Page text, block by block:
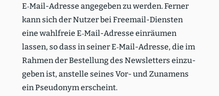
E‑Mail-Adresse angegeben zu werden. Ferner
kann sich der Nutzer bei Freemail-Diensten
eine wahlfreie E‑Mail-Adresse einräumen
lassen, so dass in seiner E‑Mail-Adresse, die im
Rahmen der Bestellung des Newsletters einzu­
geben ist, anstelle seines Vor- und Zunamens
ein Pseudonym erscheint.